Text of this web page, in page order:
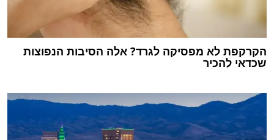
הקרקפת לא מפסיקה לגרד? אלה הסיבות הנפוצות
שכדאי להכיר